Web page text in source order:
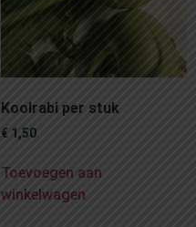
Koolrabi per stuk
€ 1,50
Toevoegen aan
winkelwagen